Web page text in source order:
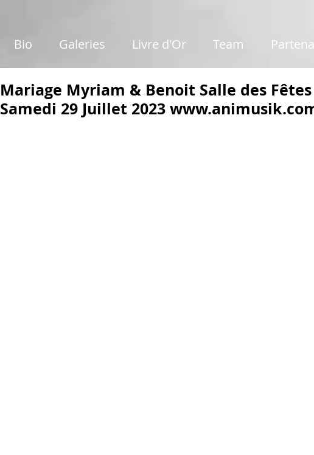
Bio Galeries Livre d'Or Team
Mariage Myriam & Benoit Salle des
Samedi 29 Juillet 2023